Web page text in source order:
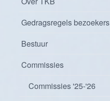
Gedragsregels bezoekers
Bestuur
Commissies
Commissies '25-'26